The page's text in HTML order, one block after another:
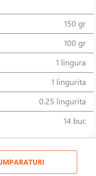
150 gr
100 gr
1 lingura
1 lingurita
0.25 lingurita
14 buc